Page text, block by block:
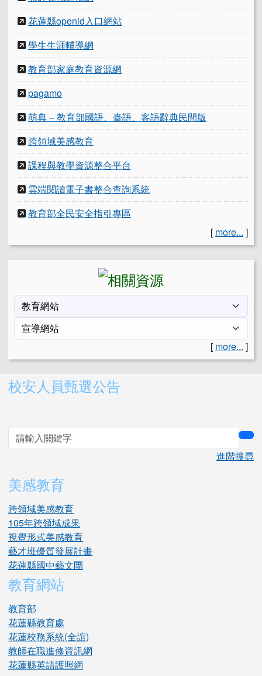
花蓮縣openid入口網站
學生生涯輔導網
教育部家庭教育資源網
pagamo
萌典 – 教育部國語、臺語、客語辭典民間版
跨領域美感教育
課程與教學資源整合平台
雲端閱讀電子書整合查詢系統
教育部全民安全指引專區
[ more... ]
[ more... ]
右邊區域內容
校安人員甄選公告
進階搜尋
美感教育
跨領域美感教育
105年跨領域成果
視覺形式美感教育
藝才班優質發展計畫
花蓮縣國中藝文團
教育網站
教育部
花蓮縣教育處
花蓮校務系統(全誼)
教師在職進修資訊網
花蓮縣英語護照網